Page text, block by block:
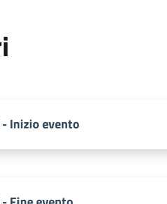
Inizio evento